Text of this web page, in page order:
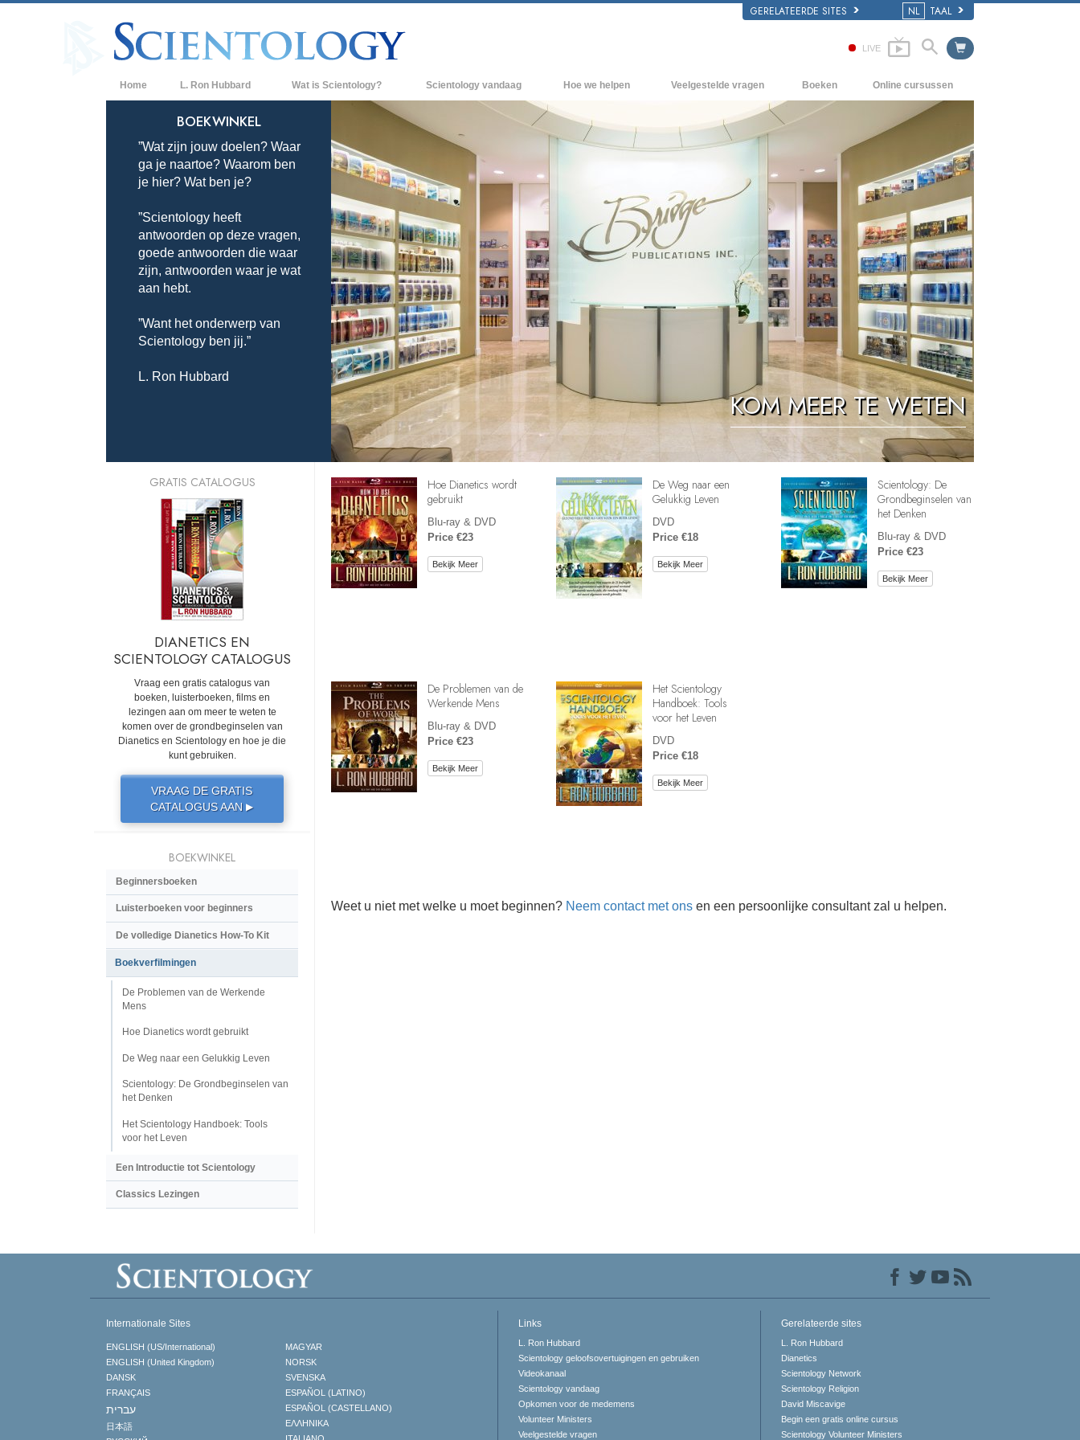
GERELATEERDE SITES NL TAAL
LIVE
Home L. Ron Hubbard Wat is Scientology?
Overtuigingen & Praktijken
De Credo’s en Codes van Scientology
Wat scientologen zeggen over
Maak kennis met een scientoloog
Binnen in een Kerk
De Grondbeginselen van Scientology
Een Inleiding tot Dianetics
Liefde en Haat –
Wat is Grootheid?
Scientology vandaag
Nieuwe Scientology Kerken
Hogere Organisaties
Flag Land Base
Freewinds
Scientology beschikbaar maken voor de
hele wereld
David Miscavige - Kerkelijk Leider van
Scientology
Hoe we helpen Veelgestelde vragen
Achtergrond en Grondbeginselen
Binnen in een Kerk
De organisatie van Scientology
Boeken
Beginnersboeken
Luisterboeken
Introductielezingen
Films
Online cursussen
Hoe men Conflicten moet oplossen
De Drijfveren van het Bestaan
De Componenten van Begrip
Oplossingen voor een Gevaarlijke
Omgeving
Assisten voor Ziektes en Verwondingen
Integriteit en Eerlijkheid
Het Huwelijk
De Toonschaal van Emoties
Oplossingen voor het Drugsprobleem
Kinderen
Hulpmiddelen bij het Dagelijks Werk
Ethiek en de Condities
De Oorzaak van Onderdrukking
Feitenonderzoek
De Grondbeginselen van Organiseren
De Grondslagen van Public Relations
KOM MEER TE WETEN
BOEKWINKEL
”Wat zijn jouw doelen? Waar
ga je naartoe? Waarom ben
je hier? Wat ben je?
”Scientology heeft
antwoorden op deze vragen,
goede antwoorden die waar
zijn, antwoorden waar je wat
aan hebt.
”Want het onderwerp van
Scientology ben jij.”
L. Ron Hubbard
Hoe Dianetics wordt
gebruikt
Blu-ray & DVD
Price €23
Bekijk Meer
De Weg naar een
Gelukkig Leven
DVD
Price €18
Bekijk Meer
Scientology: De
Grondbeginselen van
het Denken
Blu-ray & DVD
Price €23
Bekijk Meer
De Problemen van de
Werkende Mens
Blu-ray & DVD
Price €23
Bekijk Meer
Het Scientology
Handboek: Tools
voor het Leven
DVD
Price €18
Bekijk Meer
Weet u niet met welke u moet beginnen? Neem contact met ons en een persoonlijke consultant zal u helpen.
GRATIS CATALOGUS
DIANETICS EN
SCIENTOLOGY CATALOGUS
Vraag een gratis catalogus van
boeken, luisterboeken, films en
lezingen aan om meer te weten te
komen over de grondbeginselen van
Dianetics en Scientology en hoe je die
kunt gebruiken.
VRAAG DE GRATIS
CATALOGUS AAN▶
BOEKWINKEL
Beginnersboeken
Luisterboeken voor beginners
De volledige Dianetics How-To Kit
Boekverfilmingen
De Problemen van de Werkende
Mens
Hoe Dianetics wordt gebruikt
De Weg naar een Gelukkig Leven
Scientology: De Grondbeginselen van
het Denken
Het Scientology Handboek: Tools
voor het Leven
Een Introductie tot Scientology
Classics Lezingen
Internationale Sites
ENGLISH (US/International)
ENGLISH (United Kingdom)
DANSK
FRANÇAIS
עברית
日本語
MAGYAR
NORSK
SVENSKA
ESPAÑOL (LATINO)
ESPAÑOL (CASTELLANO)
ΕΛΛΗΝΙΚA
ITALIANO
Links
L. Ron Hubbard
Scientology geloofsovertuigingen en gebruiken
Videokanaal
Scientology vandaag
Opkomen voor de medemens
Volunteer Ministers
Veelgestelde vragen
Gerelateerde sites
L. Ron Hubbard
Dianetics
Scientology Network
Scientology Religion
David Miscavige
Begin een gratis online cursus
Scientology Volunteer Ministers